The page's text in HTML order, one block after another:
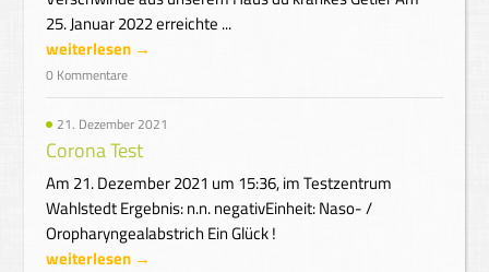
25. Januar 2022 erreichte ...
weiterlesen →
0 Kommentare
21. Dezember 2021
Corona Test
Am 21. Dezember 2021 um 15:36, im Testzentrum
Wahlstedt Ergebnis: n.n. negativEinheit: Naso- /
Oropharyngealabstrich Ein Glück !
weiterlesen →